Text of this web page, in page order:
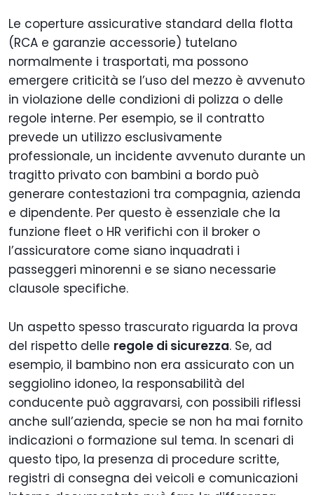
Le coperture assicurative standard della flotta
(RCA e garanzie accessorie) tutelano
normalmente i trasportati, ma possono
emergere criticità se l’uso del mezzo è avvenuto
in violazione delle condizioni di polizza o delle
regole interne. Per esempio, se il contratto
prevede un utilizzo esclusivamente
professionale, un incidente avvenuto durante un
tragitto privato con bambini a bordo può
generare contestazioni tra compagnia, azienda
e dipendente. Per questo è essenziale che la
funzione fleet o HR verifichi con il broker o
l’assicuratore come siano inquadrati i
passeggeri minorenni e se siano necessarie
clausole specifiche.
Un aspetto spesso trascurato riguarda la prova
del rispetto delle regole di sicurezza. Se, ad
esempio, il bambino non era assicurato con un
seggiolino idoneo, la responsabilità del
conducente può aggravarsi, con possibili riflessi
anche sull’azienda, specie se non ha mai fornito
indicazioni o formazione sul tema. In scenari di
questo tipo, la presenza di procedure scritte,
registri di consegna dei veicoli e comunicazioni